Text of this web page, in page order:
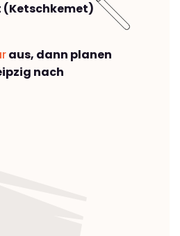
(Ketschkemet)
aus, dann planen
nach